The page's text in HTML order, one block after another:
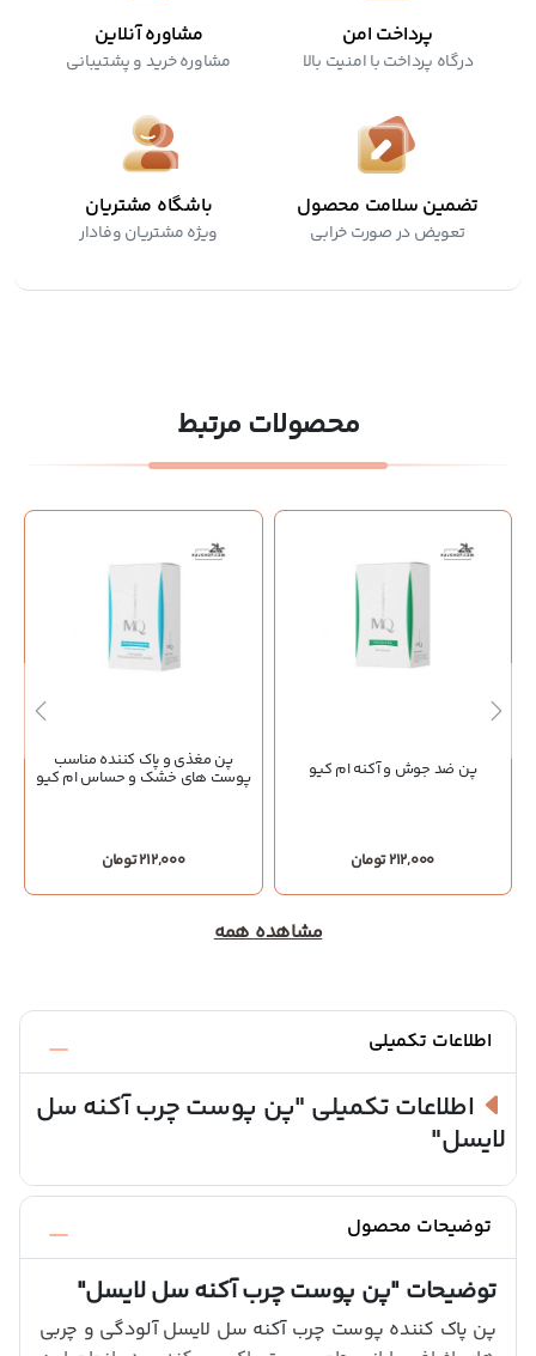
پرداخت امن
درگاه پرداخت با امنیت بالا
مشاوره آنلاین
مشاوره خرید و پشتیبانی
تضمین سلامت محصول
تعویض در صورت خرابی
باشگاه مشتریان
ویژه مشتریان وفادار
محصولات مرتبط
پن ضد جوش و آکنه ام کیو
212,000 تومان
پن مغذی و پاک کننده مناسب
پوست های خشک و حساس ام کیو
212,000 تومان
مشاهده همه
اطلاعات تکمیلی
اطلاعات تکمیلی "پن پوست چرب آکنه سل
لایسل"
توضیحات محصول
توضیحات"پن پوست چرب آکنه سل لایسل"
پن پاک کننده پوست چرب آکنه سل لایسل آلودگی و چربی